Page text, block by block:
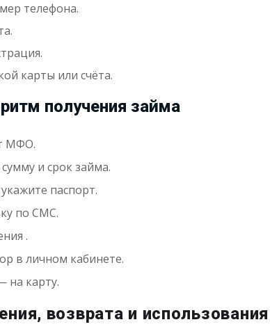
телефона.
карты или счёта.
получения займа
МФО.
и срок займа.
паспорт.
по СМС.
.
в личном кабинете.
на карту.
возврата и